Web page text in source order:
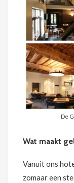
De
Wat maakt
Vanuit ons
zomaar een